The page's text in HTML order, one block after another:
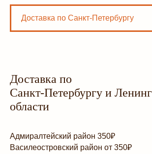
Доставка по
Санкт-Петербургу и
области
Адмиралтейский район 350₽
Василеостровский район от 350₽